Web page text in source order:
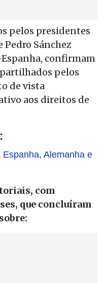
pelos presidentes
Pedro Sánchez
confirmam
pelos
de vista
aos direitos de
Alemanha e
com
que concluíram